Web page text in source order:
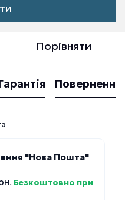
Порівняти
Повернення
"Нова Пошта"
. Безкоштовно при